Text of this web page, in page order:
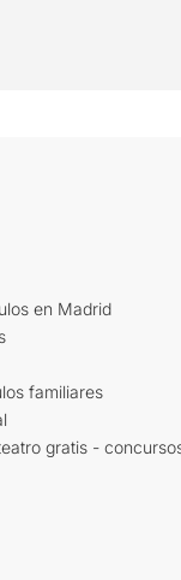
en Madrid
familiares
gratis -